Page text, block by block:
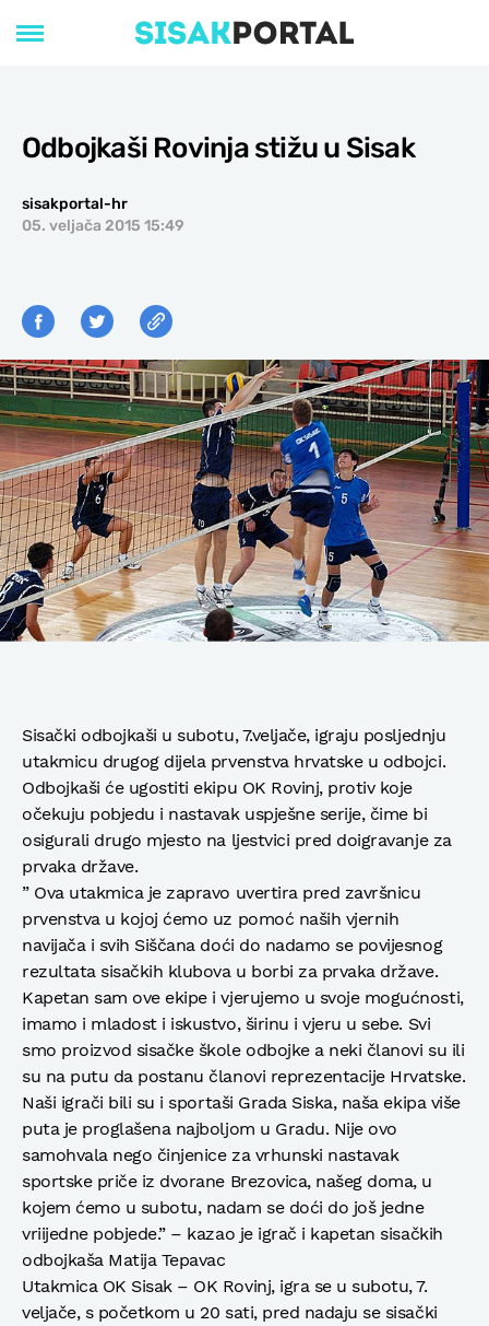
Odbojkaši Rovinja stižu u Sisak
sisakportal-hr
05. veljača 2015 15:49
Sisački odbojkaši u subotu, 7.veljače, igraju posljednju
utakmicu drugog dijela prvenstva hrvatske u odbojci.
Odbojkaši će ugostiti ekipu OK Rovinj, protiv koje
očekuju pobjedu i nastavak uspješne serije, čime bi
osigurali drugo mjesto na ljestvici pred doigravanje za
prvaka države.
” Ova utakmica je zapravo uvertira pred završnicu
prvenstva u kojoj ćemo uz pomoć naših vjernih
navijača i svih Siščana doći do nadamo se povijesnog
rezultata sisačkih klubova u borbi za prvaka države.
Kapetan sam ove ekipe i vjerujemo u svoje mogućnosti,
imamo i mladost i iskustvo, širinu i vjeru u sebe. Svi
smo proizvod sisačke škole odbojke a neki članovi su ili
su na putu da postanu članovi reprezentacije Hrvatske.
Naši igrači bili su i sportaši Grada Siska, naša ekipa više
puta je proglašena najboljom u Gradu. Nije ovo
samohvala nego činjenice za vrhunski nastavak
sportske priče iz dvorane Brezovica, našeg doma, u
kojem ćemo u subotu, nadam se doći do još jedne
vriijedne pobjede.” – kazao je igrač i kapetan sisačkih
odbojkaša Matija Tepavac
Utakmica OK Sisak – OK Rovinj, igra se u subotu, 7.
veljače, s početkom u 20 sati, pred nadaju se sisački